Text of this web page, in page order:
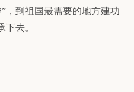
，到祖国最需要的地方建功
下去。